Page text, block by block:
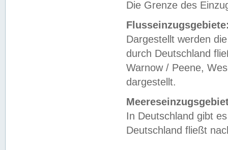
Die Grenze des
Dargestellt werden
durch Deutschland
Warnow / Peene,
dargestellt.
In Deutschland gibt
Deutschland fließt